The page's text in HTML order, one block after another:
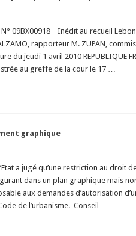
09BX00918 Inédit au recueil
rapporteur M. ZUPAN,
du jeudi 1 avril 2010 REPUBLIQUE
au greffe de la cour le 17 …
graphique
a jugé qu’une restriction au droit
dans un plan graphique mais
aux demandes d’autorisation
de l’urbanisme. Conseil …